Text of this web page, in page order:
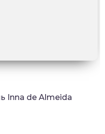
Inna de Almeida